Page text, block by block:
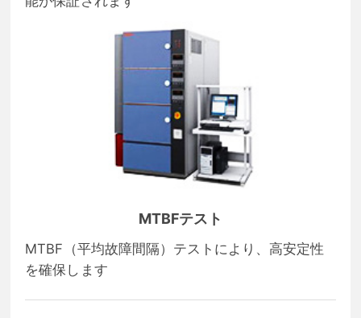
MTBFテスト
MTBF（平均故障間隔）テストにより、高安定性
を確保します